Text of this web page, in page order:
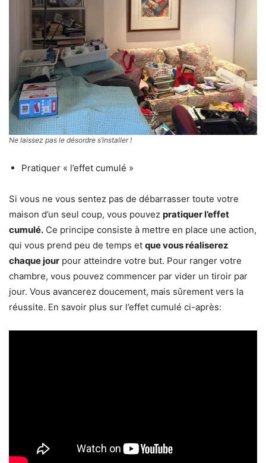
Ne laissez pas le désordre s’installer !
Pratiquer « l’effet cumulé »
Si vous ne vous sentez pas de débarrasser toute votre
maison d’un seul coup, vous pouvez pratiquer l’effet
cumulé. Ce principe consiste à mettre en place une action,
qui vous prend peu de temps et que vous réaliserez
chaque jour pour atteindre votre but. Pour ranger votre
chambre, vous pouvez commencer par vider un tiroir par
jour. Vous avancerez doucement, mais sûrement vers la
réussite. En savoir plus sur l’effet cumulé ci-après: